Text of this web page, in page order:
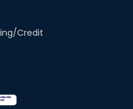
Credit